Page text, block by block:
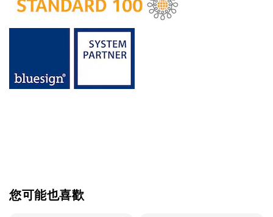
您可能也喜歡